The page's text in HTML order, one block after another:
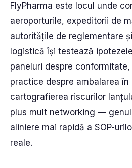
FlyPharma este locul unde
aeroporturile, expeditorii de
autoritățile de reglementare
logistică își testează
paneluri despre
practice despre ambalarea
cartografierea riscurilor
plus mult networking —
aliniere mai rapidă a SOP-
reale.